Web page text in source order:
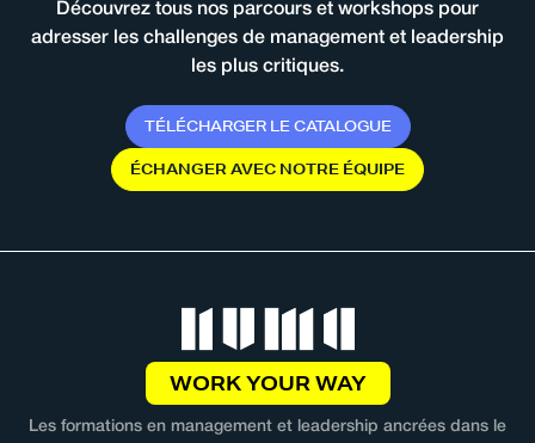
Découvrez tous nos parcours et workshops pour
adresser les challenges de management et leadership
les plus critiques.
TÉLÉCHARGER LE CATALOGUE
ÉCHANGERAVEC NOTRE ÉQUIPE
WORK YOUR WAY
Les formations en management et leadership ancrées dans le